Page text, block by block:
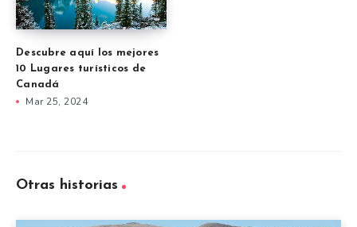
Descubre aquí los mejores
10 Lugares turísticos de
Canadá
Mar 25, 2024
Otras historias